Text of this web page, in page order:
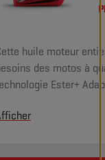
huile moteur
des motos à
Ester+